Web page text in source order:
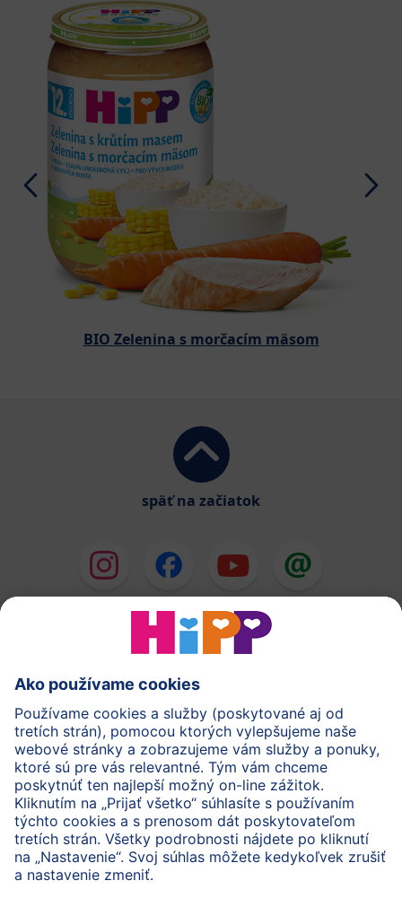
BIO Zelenina s morčacím mäsom
späť na začiatok
HiPP Mlieka
HiPP Príkrmy
HiPP Tehotenstvo
Ochrana osobných údajov
Cookies a pravidlá používania webovej stránky
Imprint
O spoločnosti HiPP Kontakt